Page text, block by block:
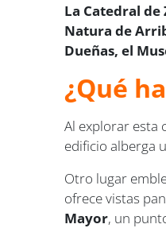
La Catedral de
Natura de
Dueñas, el
¿Qué
Al explorar esta
edificio alberga
Otro lugar
ofrece vistas
Mayor, un